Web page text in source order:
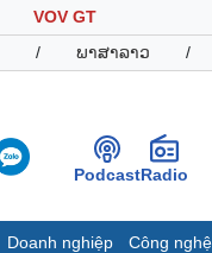
VOV GT
/ ພາສາລາວ /
PodcastRadio
Doanh nghiệp Công nghệ